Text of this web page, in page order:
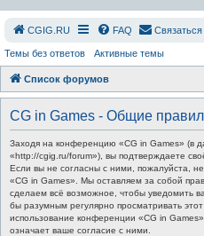
СGIG.RU FAQ
Темы без ответов Активные темы
Список форумов
CG in Games - Общие
Заходя на конференцию «CG in Games» (в
«http://cgig.ru/forum»), вы подтверждаете
Если вы не согласны с ними, пожалуйста,
«CG in Games». Мы оставляем за собой
сделаем всё возможное, чтобы уведомить
бы разумным регулярно просматривать
использование конференции «CG in
означает ваше согласие с ними.